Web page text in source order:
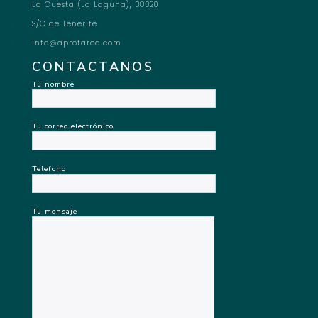
La Cuesta (La Laguna), 38320
S/C de Tenerife
info@aprofarca.com
CONTACTANOS
Tu nombre
Tu correo electrónico
Telefono
Tu mensaje